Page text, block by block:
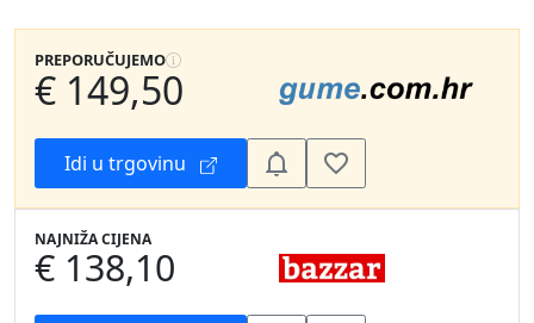
PREPORUČUJEMO
€ 149,50
Idi u trgovinu
NAJNIŽA CIJENA
€ 138,10